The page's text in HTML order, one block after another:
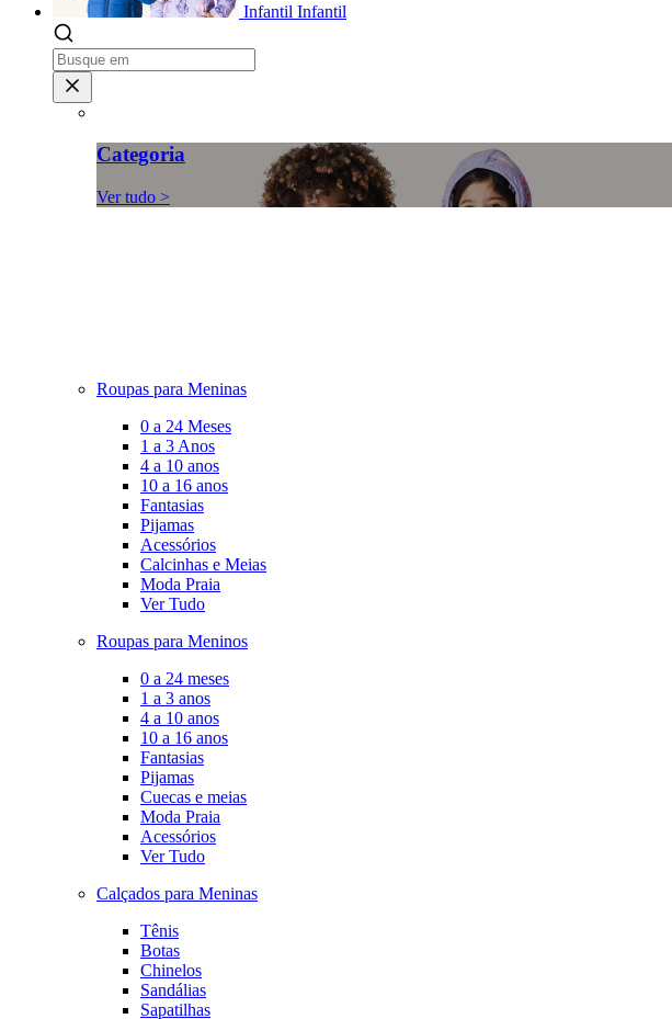
Infantil Infantil
Categoria
Ver tudo >
Roupas para Meninas
0 a 24 Meses
1 a 3 Anos
4 a 10 anos
10 a 16 anos
Fantasias
Pijamas
Acessórios
Calcinhas e Meias
Moda Praia
Ver Tudo
Roupas para Meninos
0 a 24 meses
1 a 3 anos
4 a 10 anos
10 a 16 anos
Fantasias
Pijamas
Cuecas e meias
Moda Praia
Acessórios
Ver Tudo
Calçados para Meninas
Tênis
Botas
Chinelos
Sandálias
Sapatilhas